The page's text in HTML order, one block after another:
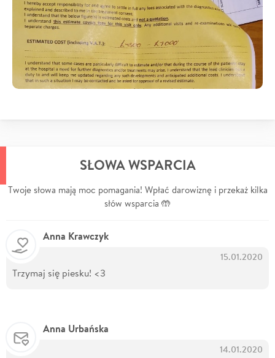
SŁOWA WSPARCIA
Twoje słowa mają moc pomagania! Wpłać darowiznę i przekaż kilka
słów wsparcia 🤲
Anna Krawczyk
15.01.2020
Trzymaj się piesku! <3
Anna Urbańska
14.01.2020